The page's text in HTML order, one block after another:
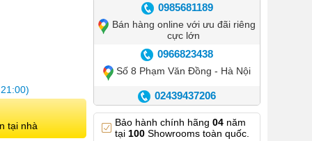
tại nhà
0985681189
Bán hàng online với ưu đãi riêng
cực lớn
0966823438
Số 8 Phạm Văn Đồng - Hà Nội
02439437206
Số 42 Phố Huế - Hoàn Kiếm –
Hà Nội
Bảo hành chính hãng 04năm
tại 100Showrooms toàn quốc.